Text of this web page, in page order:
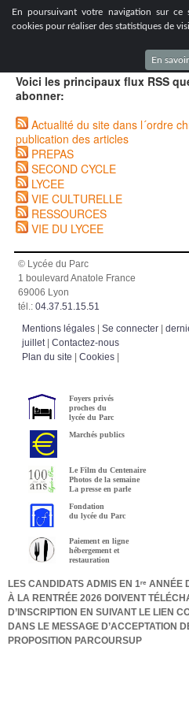
En poursuivant votre navigation sur ce
cookies pour réaliser des statistiques de
En
Lycée du Parc à
Voici les principaux flux RSS
abonner:
Actualité du site dans l´ordre
publication des articles
PREPAS
SECOND CYCLE
LYCEE
VIE CULTURELLE
RESSOURCES
VIE DU LYCEE
© Lycée du Parc
1 boulevard Anatole France
69006 Lyon
tél.:04.37.51.15.51
Mentions légales |Se connecter |
juillet|Contactez-nous
Plan du site |Cookies
Foyers privés
proches du
lycée du Parc
Marchés publics
Le Film du Centenaire
Photos de la semaine
La presse en parle
Fondation
du lycée du Parc
Paiement en ligne
hébergement et
restauration
LES CANDIDATS ADMIS EN 1ʳᵉ ANNÉE
À LA RENTRÉE 2026 DOIVENT
D’INSCRIPTION EN SUIVANT LE LIEN
DANS LE MESSAGE D’ACCEPTATION
PROPOSITION PARCOURSUP